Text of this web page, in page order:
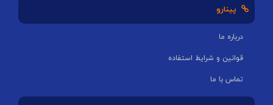
پینارو
درباره ما
قوانین و شرایط استفاده
تماس با ما